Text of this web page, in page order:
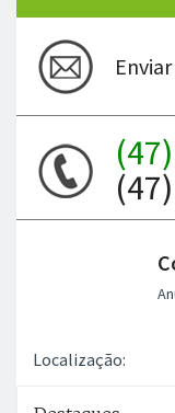
Localização: